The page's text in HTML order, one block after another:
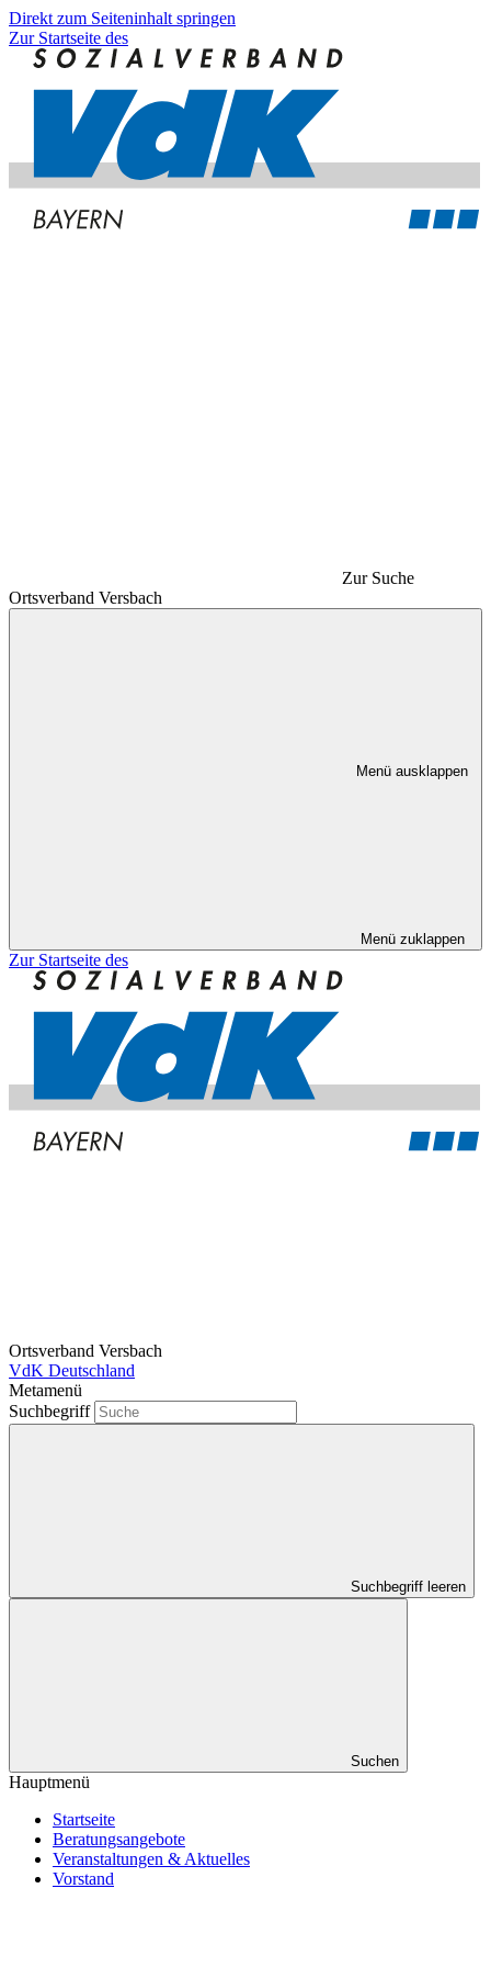
Direkt zum Seiteninhalt springen
Zur Startseite des
Zur Suche
Ortsverband Versbach
Menü ausklappen
Menü zuklappen
Zur Startseite des
Ortsverband Versbach
VdK Deutschland
Metamenü
Suchbegriff
Suchbegriff leeren
Suchen
Hauptmenü
Startseite
Beratungsangebote
Veranstaltungen & Aktuelles
Vorstand